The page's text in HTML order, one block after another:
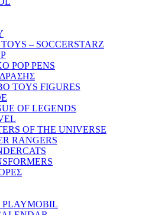
– SOCCERSTARZ
POP PENS
TOYS FIGURES
OF LEGENDS
OF THE UNIVERSE
RANGERS